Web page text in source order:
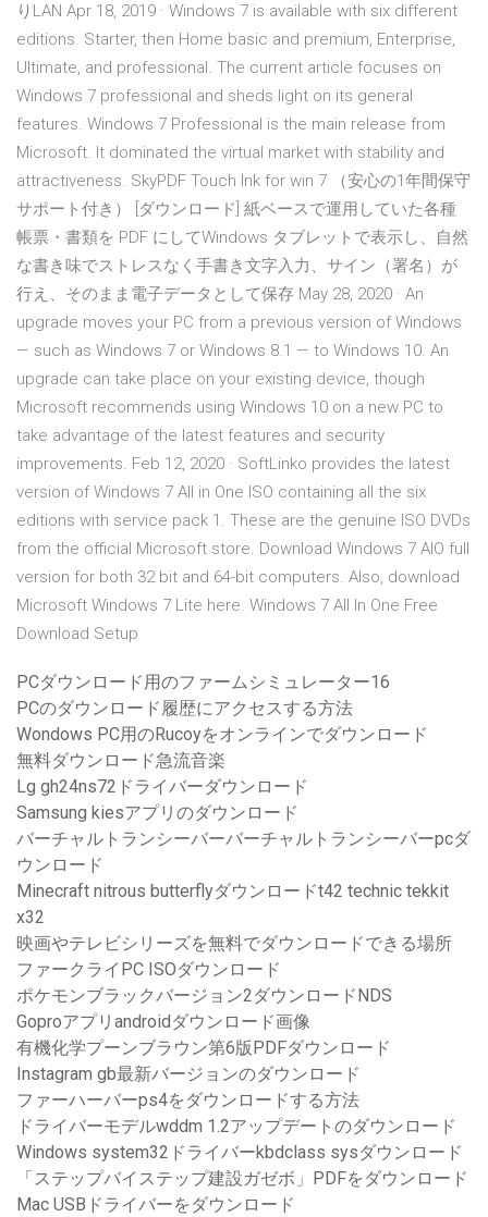
りLAN Apr 18, 2019 · Windows 7 is available with six different
editions. Starter, then Home basic and premium, Enterprise,
Ultimate, and professional. The current article focuses on
Windows 7 professional and sheds light on its general
features. Windows 7 Professional is the main release from
Microsoft. It dominated the virtual market with stability and
attractiveness. SkyPDF Touch Ink for win 7 （安心の1年間保守
サポート付き） [ダウンロード] 紙ベースで運用していた各種
帳票・書類を PDF にしてWindows タブレットで表示し、自然
な書き味でストレスなく手書き文字入力、サイン（署名）が
行え、そのまま電子データとして保存 May 28, 2020 · An
upgrade moves your PC from a previous version of Windows
— such as Windows 7 or Windows 8.1 — to Windows 10. An
upgrade can take place on your existing device, though
Microsoft recommends using Windows 10 on a new PC to
take advantage of the latest features and security
improvements. Feb 12, 2020 · SoftLinko provides the latest
version of Windows 7 All in One ISO containing all the six
editions with service pack 1. These are the genuine ISO DVDs
from the official Microsoft store. Download Windows 7 AIO full
version for both 32 bit and 64-bit computers. Also, download
Microsoft Windows 7 Lite here. Windows 7 All In One Free
Download Setup
PCダウンロード用のファームシミュレーター16
PCのダウンロード履歴にアクセスする方法
Wondows PC用のRucoyをオンラインでダウンロード
無料ダウンロード急流音楽
Lg gh24ns72ドライバーダウンロード
Samsung kiesアプリのダウンロード
バーチャルトランシーバーバーチャルトランシーバーpcダ
ウンロード
Minecraft nitrous butterflyダウンロードt42 technic tekkit
x32
映画やテレビシリーズを無料でダウンロードできる場所
ファークライPC ISOダウンロード
ポケモンブラックバージョン2ダウンロードNDS
Goproアプリandroidダウンロード画像
有機化学プーンブラウン第6版PDFダウンロード
Instagram gb最新バージョンのダウンロード
ファーハーバーps4をダウンロードする方法
ドライバーモデルwddm 1.2アップデートのダウンロード
Windows system32ドライバーkbdclass sysダウンロード
「ステップバイステップ建設ガゼボ」PDFをダウンロード
Mac USBドライバーをダウンロード